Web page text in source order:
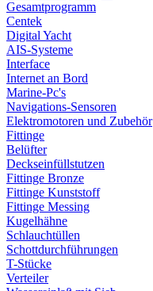
Gesamtprogramm
Centek
Digital Yacht
AIS-Systeme
Interface
Internet an Bord
Marine-Pc's
Navigations-Sensoren
Elektromotoren und Zubehör
Fittinge
Belüfter
Deckseinfüllstutzen
Fittinge Bronze
Fittinge Kunststoff
Fittinge Messing
Kugelhähne
Schlauchtüllen
Schottdurchführungen
T-Stücke
Verteiler